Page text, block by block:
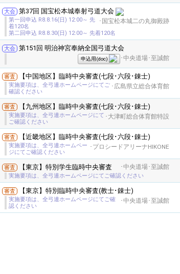
大会 第37回 国宝松本城奉射弓道大会
･国宝松本城二の丸御殿跡
第一回申込 R8.8.16(日) 12:00～ 先
着120名
第二回申込 R8.8.30(日) 12:00～ 先着120名
大会 第151回 明治神宮奉納全国弓道大会
･中央道場･至誠館
申込用(doc)
審査 【中国地区】臨時中央審査(七段･六段･錬士)
･広島県立総合体育館
実施要項は、全弓連ホームページにてご
確認ください
審査 【九州地区】臨時中央審査(七段･六段･錬士)
･大津町総合体育館特設
実施要項は、全弓連ホームページにて
ご確認ください
審査 【近畿地区】臨時中央審査(七段･六段･錬士)
･プロシードアリーナHIKONE
実施要項は、全弓連ホームペー
ジにてご確認ください
審査 【東京】特別学生臨時中央審査 ･中央道場･至誠館
実施要項は、全弓連ホームページにてご確認ください
審査 【東京】特別臨時中央審査(教士･錬士)
･中央道場･至誠館
実施要項は、全弓連ホームページにてご確
認ください